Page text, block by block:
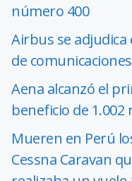
número 400
Airbus se
de
Aena alcanzó el
beneficio de
Mueren en Perú
Cessna Caravan